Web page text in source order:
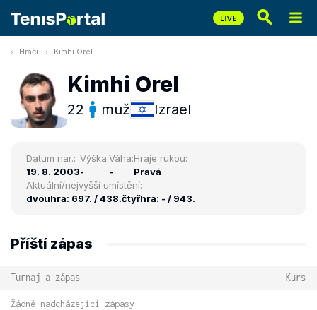
Hráči Kimhi Orel
Kimhi Orel
22 muž Izrael
Datum nar.:
19. 8. 2003
Výška:
-
Váha:
-
Hraje rukou:
Pravá
Aktuální/nejvyšší umístění:
dvouhra: 697. / 438.čtyřhra: - / 943.
Příští zápas
Turnaj a zápas Kurs
Žádné nadcházející zápasy.